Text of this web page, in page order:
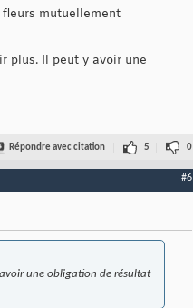
mutuellement
plus. Il peut y avoir une
Répondre avec citation 5 0
#6
une obligation de résultat